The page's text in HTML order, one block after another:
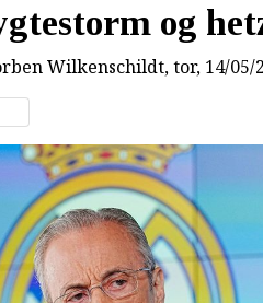
og
Wilkenschildt, tor, 14/05/